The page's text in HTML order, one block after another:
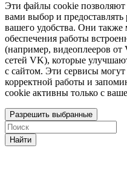
Эти файлы cookie позволяют
вами выбор и
вашего удобства. Они также
обеспечения работы
(например, видеоплееров
сетей VK), которые
с сайтом. Эти сервисы
корректной работы и
cookie активны только с
Разрешить выбранные
Найти